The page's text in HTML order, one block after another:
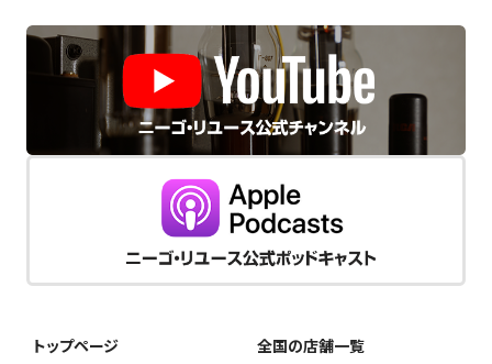
トップページ
全国の店舗一覧